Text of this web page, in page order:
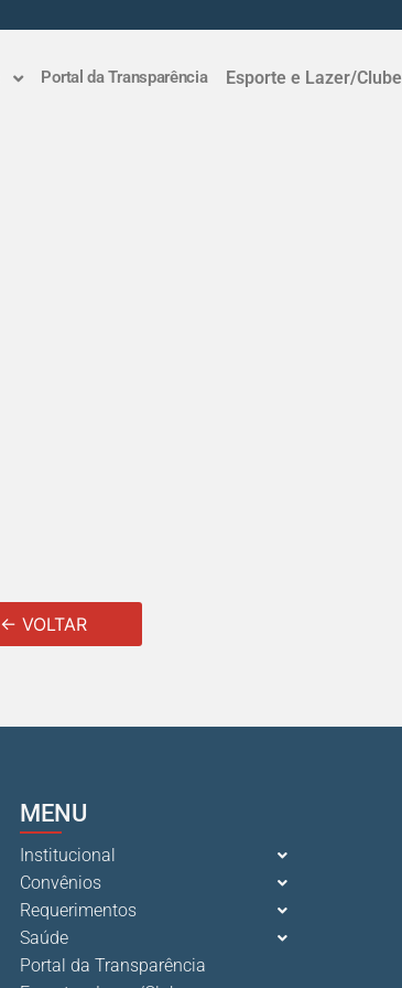
Portal da Transparência Esporte e Lazer/Clube
← VOLTAR
MENU
Institucional
Convênios
Requerimentos
Saúde
Portal da Transparência